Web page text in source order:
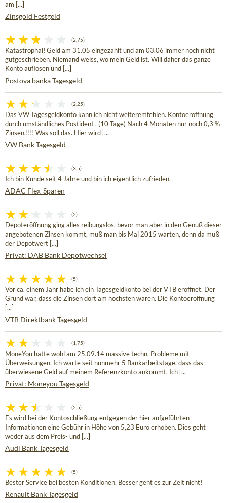
am [...]
Zinsgold Festgeld
(2,75)
Katastrophal! Geld am 31.05 eingezahlt und am 03.06 immer noch nicht
gutgeschrieben. Niemand weiss, wo mein Geld ist. Will daher das ganze
Konto auflösen und [...]
Postova banka Tagesgeld
(2,25)
Das VW Tagesgeldkonto kann ich nicht weiteremfehlen. Kontoeröffnung
durch umständliches Postident . (10 Tage) Nach 4 Monaten nur noch 0,3 %
Zinsen.!!!! Was soll das. Hier wird [...]
VW Bank Tagesgeld
(3,5)
Ich bin Kunde seit 4 Jahre und bin ich eigentlich zufrieden.
ADAC Flex-Sparen
(2)
Depoteröffnung ging alles reibungslos, bevor man aber in den Genuß dieser
angebotenen Zinsen kommt, muß man bis Mai 2015 warten, denn da muß
der Depotwert [...]
Privat: DAB Bank Depotwechsel
(5)
Vor ca. einem Jahr habe ich ein Tagesgeldkonto bei der VTB eröffnet. Der
Grund war, dass die Zinsen dort am höchsten waren. Die Kontoeröffnung
[...]
VTB Direktbank Tagesgeld
(1,75)
MoneYou hatte wohl am 25.09.14 massive techn. Probleme mit
Überweisungen. Ich warte seit nunmehr 5 Bankarbeitstage, dass das
überwiesene Geld auf meinem Referenzkonto ankommt. Ich [...]
Privat: Moneyou Tagesgeld
(2,5)
Es wird bei der Kontoschließung entgegen der hier aufgeführten
Informationen eine Gebühr in Höhe von 5,23 Euro erhoben. Dies geht
weder aus dem Preis- und [...]
Audi Bank Tagesgeld
(5)
Bester Service bei besten Konditionen. Besser geht es zur Zeit nicht!
Renault Bank Tagesgeld